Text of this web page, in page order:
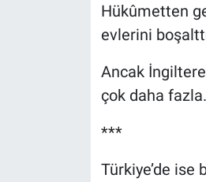
Hükûmetten
evlerini
Ancak
çok daha fazla.
***
Türkiye’de ise